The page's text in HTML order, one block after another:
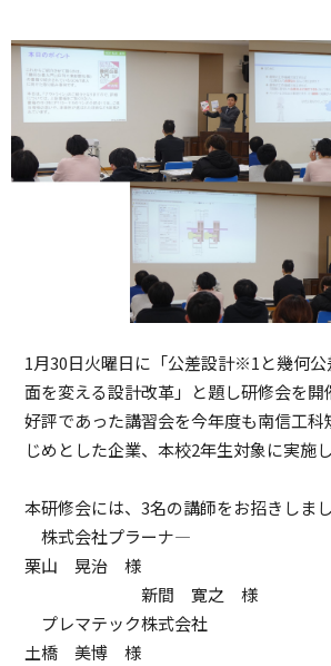
1月30日火曜日に「公差設計※1と幾何
面を変える設計改革」と題し研修会を
好評であった講習会を今年度も南信工科
じめとした企業、本校2年生対象に実施し
本研修会には、3名の講師をお招きしまし
株式会社プラーナ―
栗山 晃治 様
新間 寛之 様
プレマテック株式会社
土橋 美博 様